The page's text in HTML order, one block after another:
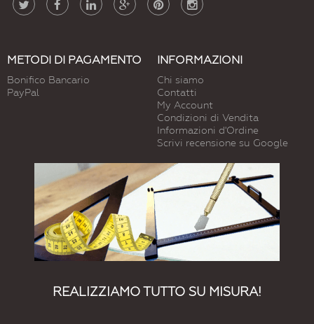
METODI DI PAGAMENTO
Bonifico Bancario
PayPal
INFORMAZIONI
Chi siamo
Contatti
My Account
Condizioni di Vendita
Informazioni d'Ordine
Scrivi recensione su Google
REALIZZIAMO TUTTO SU MISURA!